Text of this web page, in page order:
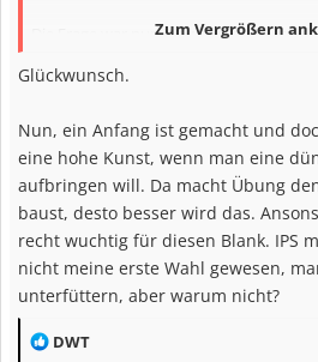
Die Frage war nur: "Low Budget", weil
als gedacht?!
Ich entschied mich für letzteres und
Komponenten für eine leichte
- CMW SS373-040
- Fuji Titanium T2 Torzite 9+1 nach KR
weshalb ich den IPS mal testen wollte)
Zum Vergrößern
Glückwunsch.
Nun, ein Anfang ist gemacht und
eine hohe Kunst, wenn man eine
aufbringen will. Da macht Übung
baust, desto besser wird das.
recht wuchtig für diesen Blank. IPS
nicht meine erste Wahl gewesen,
unterfüttern, aber warum nicht?
R
DWT